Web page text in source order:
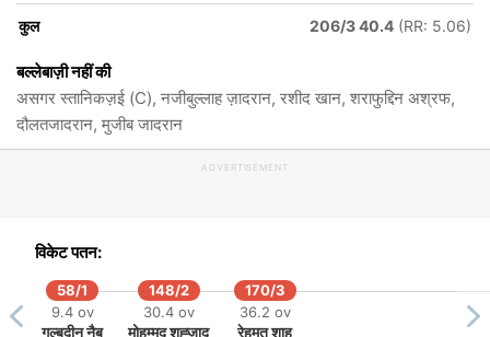
कुल 206/3 40.4 (RR: 5.06)
बल्लेबाज़ी नहीं की
असगर स्तानिकज़ई (C), नजीबुल्लाह ज़ादरान, रशीद खान, शराफुद्दिन अश्रफ,
दौलतजादरान, मुजीब जादरान
ADVERTISEMENT
विकेट पतन:
58/1
9.4 ov
गुल्बदीन नैब
148/2
30.4 ov
मोहम्मद शह्ज़ाद
170/3
36.2 ov
रेहमत शाह